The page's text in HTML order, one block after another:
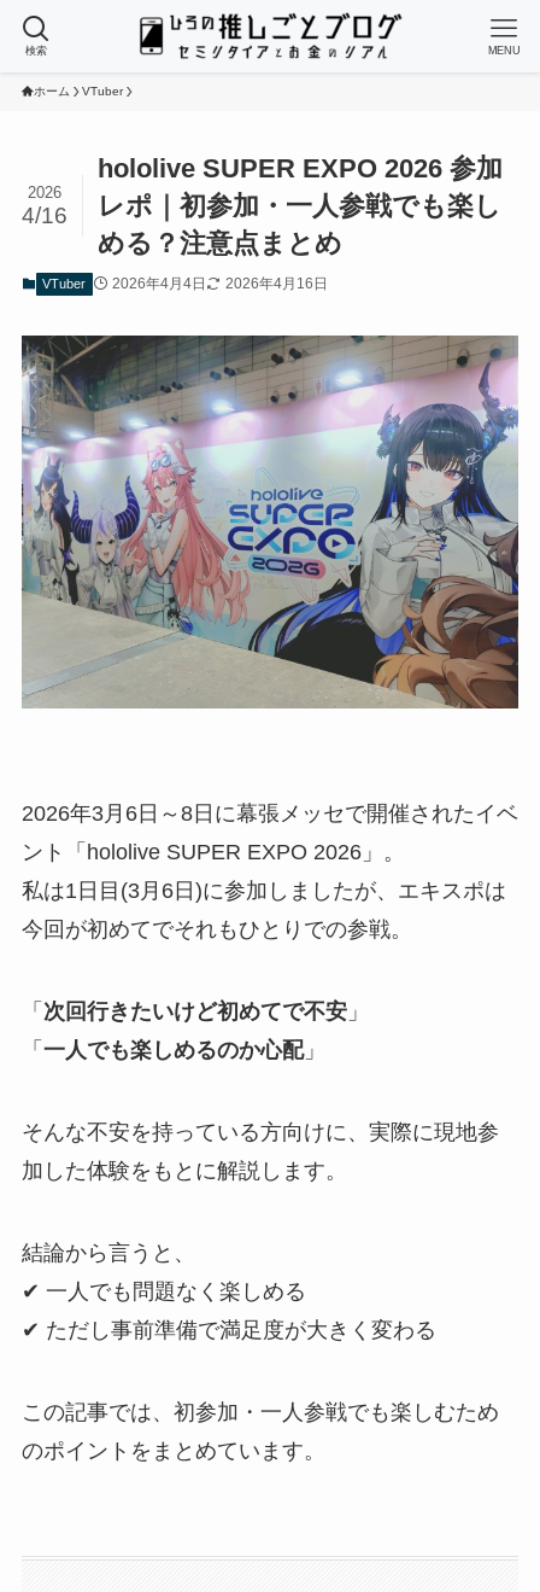
検索 MENU
ホーム VTuber
hololive SUPER EXPO 2026 参加
レポ｜初参加・一人参戦でも楽し
める？注意点まとめ
2026
4/16
VTuber 2026年4月4日 2026年4月16日
2026年3月6日～8日に幕張メッセで開催されたイベ
ント「hololive SUPER EXPO 2026」。
私は1日目(3月6日)に参加しましたが、エキスポは
今回が初めてでそれもひとりでの参戦。
「 次回行きたいけど初めてで不安」
「 一人でも楽しめるのか心配」
そんな不安を持っている方向けに、実際に現地参
加した体験をもとに解説します。
結論から言うと、
✔ 一人でも問題なく楽しめる
✔ ただし事前準備で満足度が大きく変わる
この記事では、初参加・一人参戦でも楽しむため
のポイントをまとめています。